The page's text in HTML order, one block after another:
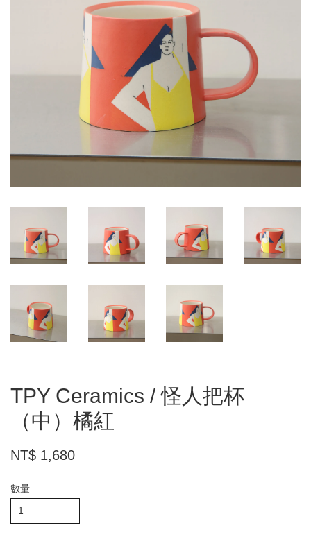
TPY Ceramics / 怪人把杯
（中）橘紅
NT$ 1,680
數量